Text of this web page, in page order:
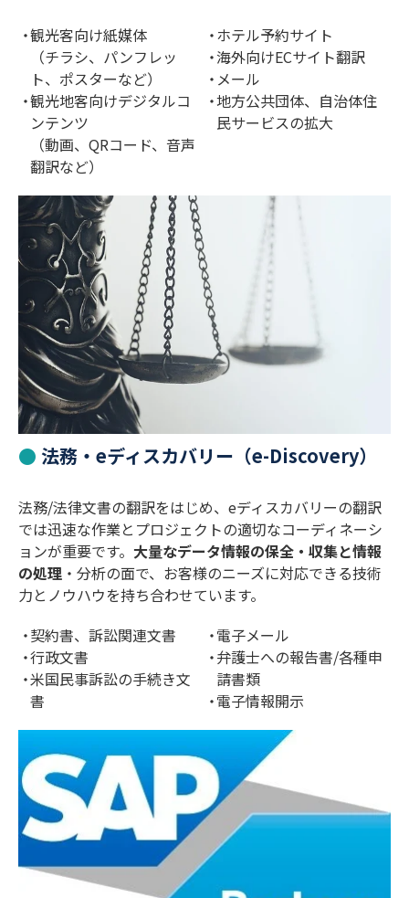
観光客向け紙媒体
（チラシ、パンフレッ
ト、ポスターなど）
観光地客向けデジタルコ
ンテンツ
（動画、QRコード、音声
翻訳など）
ホテル予約サイト
海外向けECサイト翻訳
メール
地方公共団体、自治体住
民サービスの拡大
法務・eディスカバリー（e-Discovery）
法務/法律文書の翻訳をはじめ、eディスカバリーの翻訳
では迅速な作業とプロジェクトの適切なコーディネーシ
ョンが重要です。 大量なデータ情報の保全・収集と情報
の処理 ・分析の面で、お客様のニーズに対応できる技術
力とノウハウを持ち合わせています。
契約書、訴訟関連文書
行政文書
米国民事訴訟の手続き文
書
電子メール
弁護士への報告書/各種申
請書類
電子情報開示